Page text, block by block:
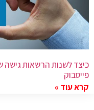
כיצד לשנות הרשאות
פייסבוק
קרא עוד »